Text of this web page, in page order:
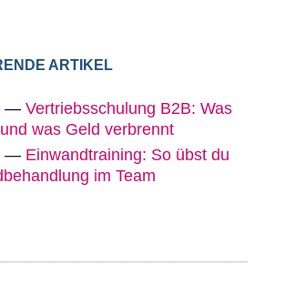
ARTIKEL
— Vertriebsschulung B2B: Was
was Geld verbrennt
— Einwandtraining: So übst du
im Team